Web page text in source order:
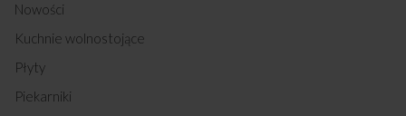
Nowości
Kuchnie wolnostojące
Płyty
Piekarniki